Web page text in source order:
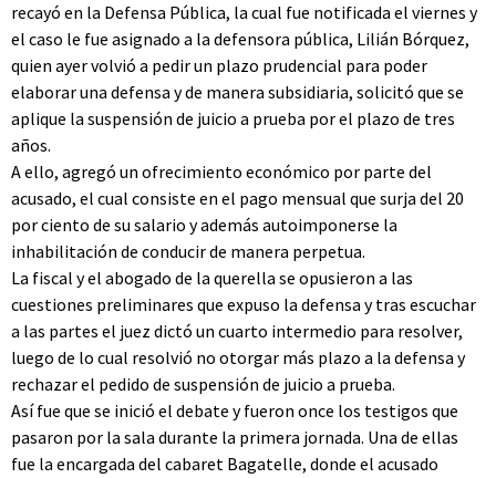
recayó en la Defensa Pública, la cual fue notificada el viernes y
el caso le fue asignado a la defensora pública, Lilián Bórquez,
quien ayer volvió a pedir un plazo prudencial para poder
elaborar una defensa y de manera subsidiaria, solicitó que se
aplique la suspensión de juicio a prueba por el plazo de tres
años.
A ello, agregó un ofrecimiento económico por parte del
acusado, el cual consiste en el pago mensual que surja del 20
por ciento de su salario y además autoimponerse la
inhabilitación de conducir de manera perpetua.
La fiscal y el abogado de la querella se opusieron a las
cuestiones preliminares que expuso la defensa y tras escuchar
a las partes el juez dictó un cuarto intermedio para resolver,
luego de lo cual resolvió no otorgar más plazo a la defensa y
rechazar el pedido de suspensión de juicio a prueba.
Así fue que se inició el debate y fueron once los testigos que
pasaron por la sala durante la primera jornada. Una de ellas
fue la encargada del cabaret Bagatelle, donde el acusado